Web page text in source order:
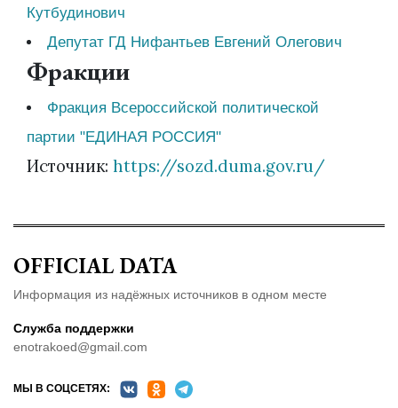
Кутбудинович
Депутат ГД Нифантьев Евгений Олегович
Фракции
Фракция Всероссийской политической
партии "ЕДИНАЯ РОССИЯ"
Источник: https://sozd.duma.gov.ru/
OFFICIAL DATA
Информация из надёжных источников в одном месте
Служба поддержки
enotrakoed@gmail.com
МЫ В СОЦСЕТЯХ: